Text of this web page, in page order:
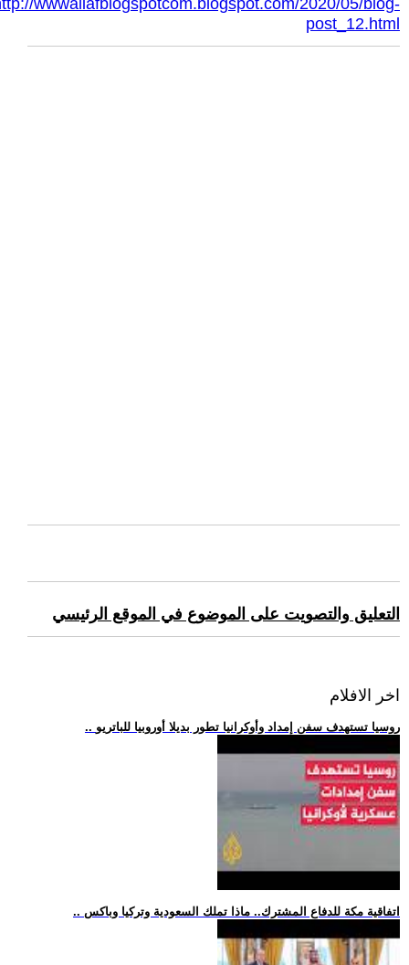
wwwallafblogspotcom.blogspot.com/2020/05/blog-
post_12.html
التعليق والتصويت على الموضوع في الموقع الرئيسي
اخر الافلام
.. روسيا تستهدف سفن إمداد وأوكرانيا تطور بديلا أوروبيا للباتريو
.. اتفاقية مكة للدفاع المشترك.. ماذا تملك السعودية وتركيا وباكس